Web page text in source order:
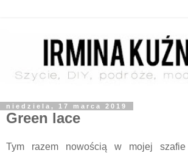
niedziela, 17 marca 2019
Green lace
Tym razem nowością w mojej